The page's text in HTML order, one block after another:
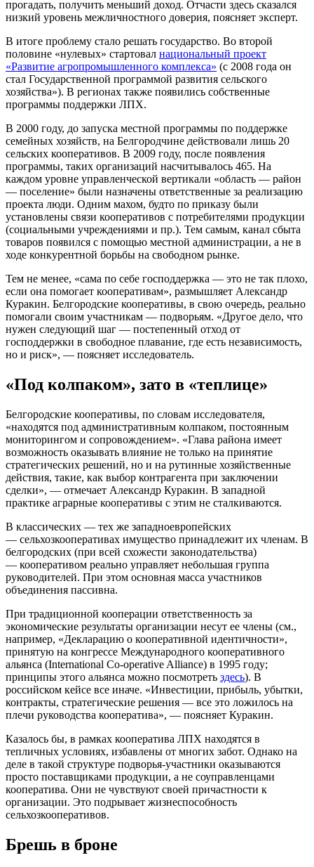
прогадать, получить меньший доход. Отчасти здесь сказался
низкий уровень межличностного доверия, поясняет эксперт.
В итоге проблему стало решать государство. Во второй
половине «нулевых» стартовал национальный проект
«Развитие агропромышленного комплекса» (с 2008 года он
стал Государственной программой развития сельского
хозяйства»). В регионах также появились собственные
программы поддержки ЛПХ.
В 2000 году, до запуска местной программы по поддержке
семейных хозяйств, на Белгородчине действовали лишь 20
сельских кооперативов. В 2009 году, после появления
программы, таких организаций насчитывалось 465. На
каждом уровне управленческой вертикали «область — район
— поселение» были назначены ответственные за реализацию
проекта люди. Одним махом, будто по приказу были
установлены связи кооперативов с потребителями продукции
(социальными учреждениями и пр.). Тем самым, канал сбыта
товаров появился с помощью местной администрации, а не в
ходе конкурентной борьбы на свободном рынке.
Тем не менее, «сама по себе господдержка — это не так плохо,
если она помогает кооперативам», размышляет Александр
Куракин. Белгородские кооперативы, в свою очередь, реально
помогали своим участникам — подворьям. «Другое дело, что
нужен следующий шаг — постепенный отход от
господдержки в свободное плавание, где есть независимость,
но и риск», — поясняет исследователь.
«Под колпаком», зато в «теплице»
Белгородские кооперативы, по словам исследователя,
«находятся под административным колпаком, постоянным
мониторингом и сопровождением». «Глава района имеет
возможность оказывать влияние не только на принятие
стратегических решений, но и на рутинные хозяйственные
действия, такие, как выбор контрагента при заключении
сделки», — отмечает Александр Куракин. В западной
практике аграрные кооперативы с этим не сталкиваются.
В классических — тех же западноевропейских
— сельхозкооперативах имущество принадлежит их членам. В
белгородских (при всей схожести законодательства)
— кооперативом реально управляет небольшая группа
руководителей. При этом основная масса участников
объединения пассивна.
При традиционной кооперации ответственность за
экономические результаты организации несут ее члены (см.,
например, «Декларацию о кооперативной идентичности»,
принятую на конгрессе Международного кооперативного
альянса (International Co-operative Alliance) в 1995 году;
принципы этого альянса можно посмотреть здесь). В
российском кейсе все иначе. «Инвестиции, прибыль, убытки,
контракты, стратегические решения — все это ложилось на
плечи руководства кооператива», — поясняет Куракин.
Казалось бы, в рамках кооператива ЛПХ находятся в
тепличных условиях, избавлены от многих забот. Однако на
деле в такой структуре подворья-участники оказываются
просто поставщиками продукции, а не соуправленцами
кооператива. Они не чувствуют своей причастности к
организации. Это подрывает жизнеспособность
сельхозкооперативов.
Брешь в броне